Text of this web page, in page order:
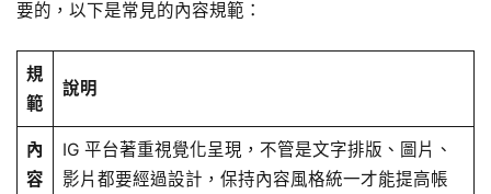
要的，以下是常見的內容規範：
規
範
說明
內
容
IG 平台著重視覺化呈現，不管是文字排版、圖片、
影片都要經過設計，保持內容風格統一才能提高帳